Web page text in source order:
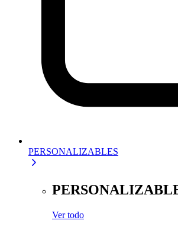
PERSONALIZABLES
Ver todo